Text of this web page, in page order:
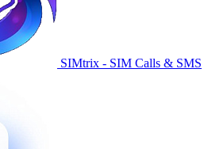
SIMtrix - SIM Calls & SMS